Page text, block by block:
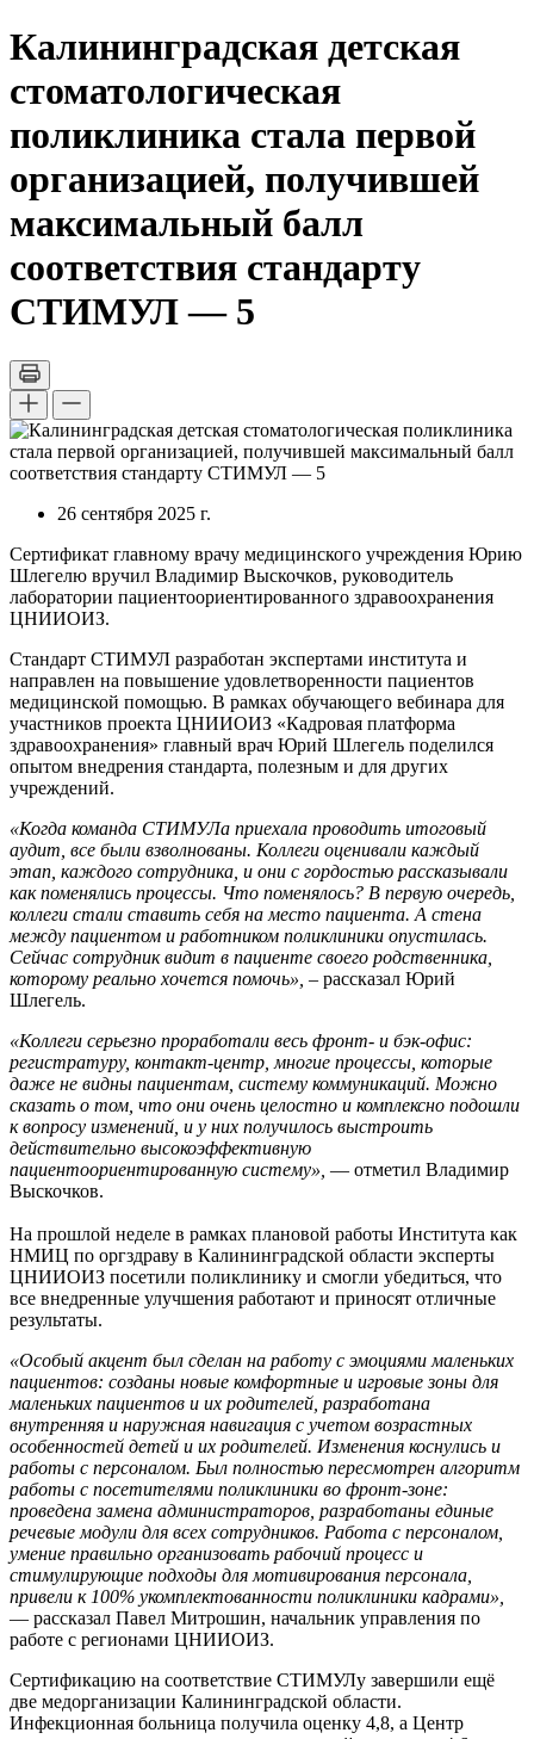
Калининградская детская
стоматологическая
поликлиника стала первой
организацией, получившей
максимальный балл
соответствия стандарту
СТИМУЛ — 5
26 сентября 2025 г.
Сертификат главному врачу медицинского учреждения Юрию
Шлегелю вручил Владимир Выскочков, руководитель
лаборатории пациентоориентированного здравоохранения
ЦНИИОИЗ.
Стандарт СТИМУЛ разработан экспертами института и
направлен на повышение удовлетворенности пациентов
медицинской помощью. В рамках обучающего вебинара для
участников проекта ЦНИИОИЗ «Кадровая платформа
здравоохранения» главный врач Юрий Шлегель поделился
опытом внедрения стандарта, полезным и для других
учреждений.
«Когда команда СТИМУЛа приехала проводить итоговый
аудит, все были взволнованы. Коллеги оценивали каждый
этап, каждого сотрудника, и они с гордостью рассказывали
как поменялись процессы. Что поменялось? В первую очередь,
коллеги стали ставить себя на место пациента. А стена
между пациентом и работником поликлиники опустилась.
Сейчас сотрудник видит в пациенте своего родственника,
которому реально хочется помочь», – рассказал Юрий
Шлегель.
«Коллеги серьезно проработали весь фронт- и бэк-офис:
регистратуру, контакт-центр, многие процессы, которые
даже не видны пациентам, систему коммуникаций. Можно
сказать о том, что они очень целостно и комплексно подошли
к вопросу изменений, и у них получилось выстроить
действительно высокоэффективную
пациентоориентированную систему», — отметил Владимир
Выскочков.
На прошлой неделе в рамках плановой работы Института как
НМИЦ по оргздраву в Калининградской области эксперты
ЦНИИОИЗ посетили поликлинику и смогли убедиться, что
все внедренные улучшения работают и приносят отличные
результаты.
«Особый акцент был сделан на работу с эмоциями маленьких
пациентов: созданы новые комфортные и игровые зоны для
маленьких пациентов и их родителей, разработана
внутренняя и наружная навигация с учетом возрастных
особенностей детей и их родителей. Изменения коснулись и
работы с персоналом. Был полностью пересмотрен алгоритм
работы с посетителями поликлиники во фронт-зоне:
проведена замена администраторов, разработаны единые
речевые модули для всех сотрудников. Работа с персоналом,
умение правильно организовать рабочий процесс и
стимулирующие подходы для мотивирования персонала,
привели к 100% укомплектованности поликлиники кадрами»,
— рассказал Павел Митрошин, начальник управления по
работе с регионами ЦНИИОИЗ.
Сертификацию на соответствие СТИМУЛу завершили ещё
две медорганизации Калининградской области.
Инфекционная больница получила оценку 4,8, а Центр